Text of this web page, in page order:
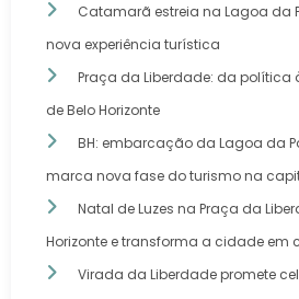
Catamarã estreia na Lagoa da
nova experiência turística
Praça da Liberdade: da política
de Belo Horizonte
BH: embarcação da Lagoa da
marca nova fase do turismo na
Natal de Luzes na Praça da
Horizonte e transforma a cidade em
Virada da Liberdade promete